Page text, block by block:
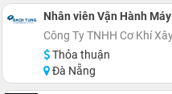
Nhân viên Vận Hành Máy
Thỏa thuận
Đà Nẵng